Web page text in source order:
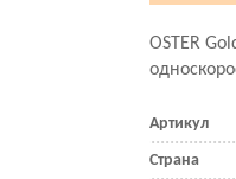
OSTER
Артикул
Страна